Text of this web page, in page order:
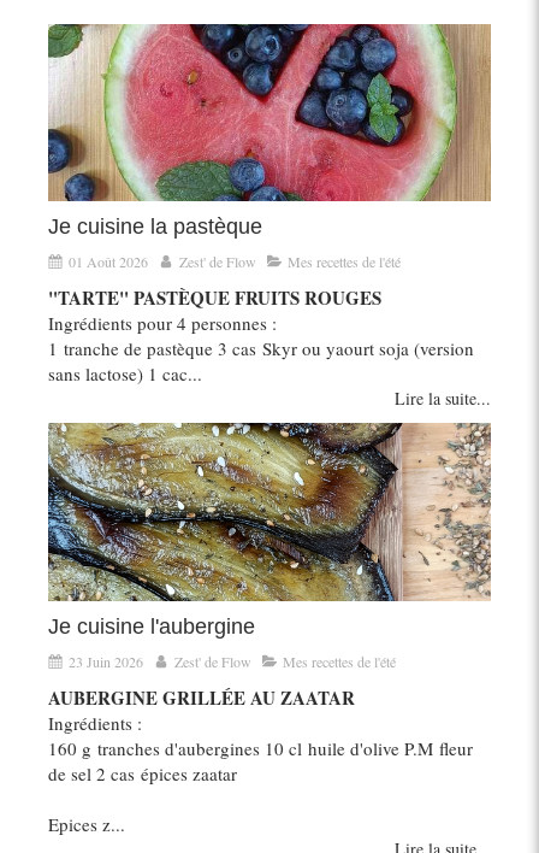
Je cuisine la pastèque
01 Août 2026 Zest' de Flow Mes recettes de l'été
"TARTE" PASTÈQUE FRUITS ROUGES
Ingrédients pour 4 personnes :
1 tranche de pastèque 3 cas Skyr ou yaourt soja (version
sans lactose) 1 cac...
Lire la suite...
Je cuisine l'aubergine
23 Juin 2026 Zest' de Flow Mes recettes de l'été
AUBERGINE GRILLÉE AU ZAATAR
Ingrédients :
160 g tranches d'aubergines 10 cl huile d'olive P.M fleur
de sel 2 cas épices zaatar
Epices z...
Lire la suite...